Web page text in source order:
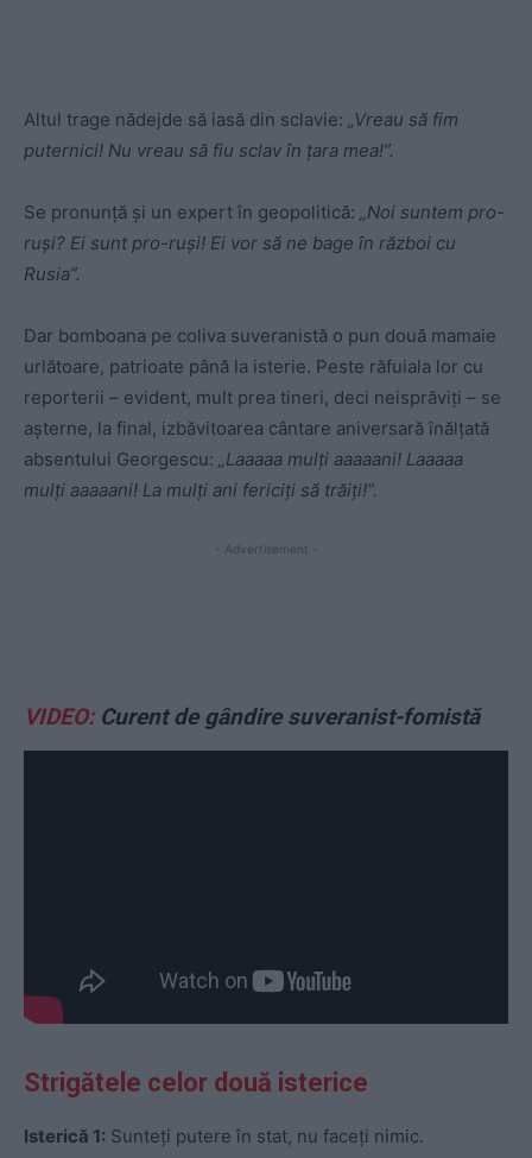
Altul trage nădejde să iasă din sclavie: „Vreau să fim
puternici! Nu vreau să fiu sclav în țara mea!”.
Se pronunță și un expert în geopolitică: „Noi suntem pro-
ruși? Ei sunt pro-ruși! Ei vor să ne bage în război cu
Rusia”.
Dar bomboana pe coliva suveranistă o pun două mamaie
urlătoare, patrioate până la isterie. Peste răfuiala lor cu
reporterii – evident, mult prea tineri, deci neisprăviți – se
așterne, la final, izbăvitoarea cântare aniversară înălțată
absentului Georgescu: „Laaaaa mulți aaaaani! Laaaaa
mulți aaaaani! La mulți ani fericiți să trăiți!”.
- Advertisement -
VIDEO:Curent de gândire suveranist-fomistă
Strigătele celor două isterice
Isterică 1: Sunteți putere în stat, nu faceți nimic.